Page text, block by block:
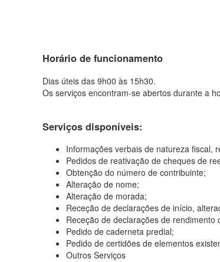
Horário de funcionamento
Dias úteis das 9h00 às 15h30.
Os serviços encontram-se abertos durante a
Serviços disponíveis:
Informações verbais de natureza fiscal,
Pedidos de reativação de cheques de
Obtenção do número de contribuinte;
Alteração de nome;
Alteração de morada;
Receção de declarações de início,
Receção de declarações de
Pedido de caderneta predial;
Pedido de certidões de elementos
Outros Serviços